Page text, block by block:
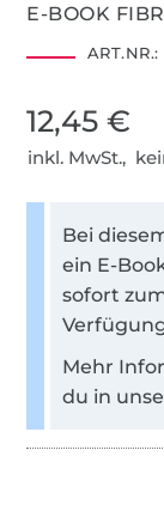
E-BOOK
ART.NR.:
12,45 €
inkl. MwSt.,
Bei
ein E-
sofort
Mehr
du in